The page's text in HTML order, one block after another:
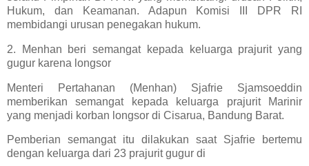
Hukum, dan Keamanan. Adapun Komisi III DPR RI
membidangi urusan penegakan hukum.
2. Menhan beri semangat kepada keluarga prajurit yang
gugur karena longsor
Menteri Pertahanan (Menhan) Sjafrie Sjamsoeddin
memberikan semangat kepada keluarga prajurit Marinir
yang menjadi korban longsor di Cisarua, Bandung Barat.
Pemberian semangat itu dilakukan saat Sjafrie bertemu
dengan keluarga dari 23 prajurit gugur di